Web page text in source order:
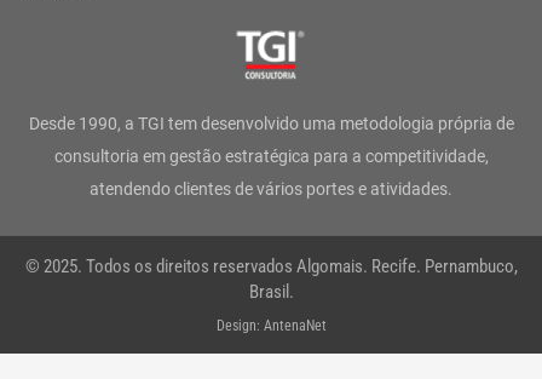
g
r
a
m
o
o
k
-
t
e
r
d
i
n
b
e
a
p
Desde 1990, a TGI tem desenvolvido uma metodologia própria de
consultoria em gestão estratégica para a competitividade,
atendendo clientes de vários portes e atividades.
© 2025. Todos os direitos reservados Algomais. Recife. Pernambuco,
Brasil.
Design: AntenaNet